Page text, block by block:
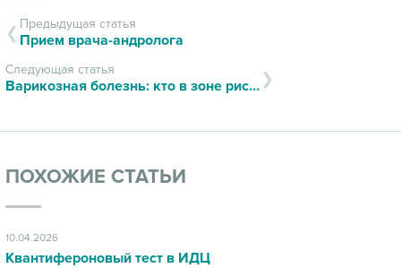
Предыдущая статья
Прием врача-андролога
Следующая статья
Варикозная болезнь: кто в зоне риска и какие современные подходы в лечении существуют
ПОХОЖИЕ СТАТЬИ
10.04.2026
Квантифероновый тест в ИДЦ